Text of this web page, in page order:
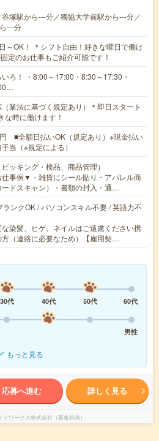
塚駅から---分／獨協大学前駅から---分／
---分
～OK！ ＊シフト自由！好きな曜日で働け
定のお仕事もご紹介可能です！
ろ！ ・8:00～17:00・8:30～17:30・
（業法に基づく規定あり）＊即日スタート
な時に働けます！
■全額日払いOK（規定あり）※現金払い
当（※規定による）
ッキング・検品、商品管理）
事例▼・雑貨にシール貼り・アパレル商
ドスキャン）・書類の封入・通…
ランクOK / パソコンスキル不要 / 英語力不
染髪、ヒゲ、ネイルはご遠慮ください携
（連絡に必要なため）【雇用契…
30代 40代 50代
60代
男性
もっと見る
応募へ進む 詳しく見る
イワークス株式会社（募集担当）